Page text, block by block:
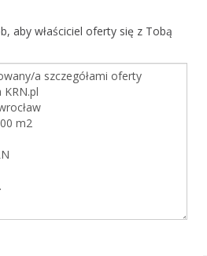
aby właściciel oferty się z Tobą